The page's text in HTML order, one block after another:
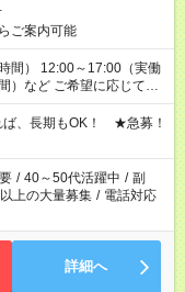
ご案内可能
） 12:00～17:00（実働
に応じて、
当へ相談ください！
、長期もOK！ ★急募！
/ 40～50代活躍中 / 副
上の大量募集 / 電話対応
詳細へ